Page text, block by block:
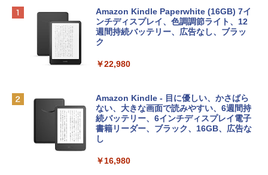
Apple 2026 MacBook Neo A18 Proチッ
プ搭載13インチノートブック：AIとAppl
e Intelligenceのために設計、Liquid Ret
inaディスプレイ、8GBユニファイドメモ
eTime HDカメラ - インディゴ
tomtoc 360°保護 15.6 16インチ パソコ
ンケース Dell NEC Lavie ASUS HP dyna
book Lenovo対応
￥2,952
Robloxギフトカード - 800 Robux 【限
定バーチャルアイテムを含む】 【オンラ
インゲームコード】 ロブロックス | オン
ラインコード版
￥1,300
Robloxギフトカード - 1000 Robux 【限
定バーチャルアイテムを含む】 【オンラ
インゲームコード】 ロブロックス |オン
ラインコード版
生成AIパスポート公式テキスト 第４版
￥1,766
出す プロンプトの言葉 AI画像生成シリー
ズ (はぴーイラストLabo)
￥480
ClaudeCode いちばんやさしい 教科書:
Amazon Kindle Paperwhite (16GB) 7イ
ンチディスプレイ、色調調節ライト、12
週間持続バッテリー、広告なし、ブラッ
ク
￥22,980
Amazon Kindle - 目に優しい、かさばら
ない、大きな画面で読みやすい、6週間持
続バッテリー、6インチディスプレイ電子
書籍リーダー、ブラック、16GB、広告な
し
￥16,980